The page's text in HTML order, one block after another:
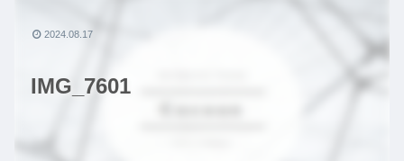
IMG_7601
2024.08.17